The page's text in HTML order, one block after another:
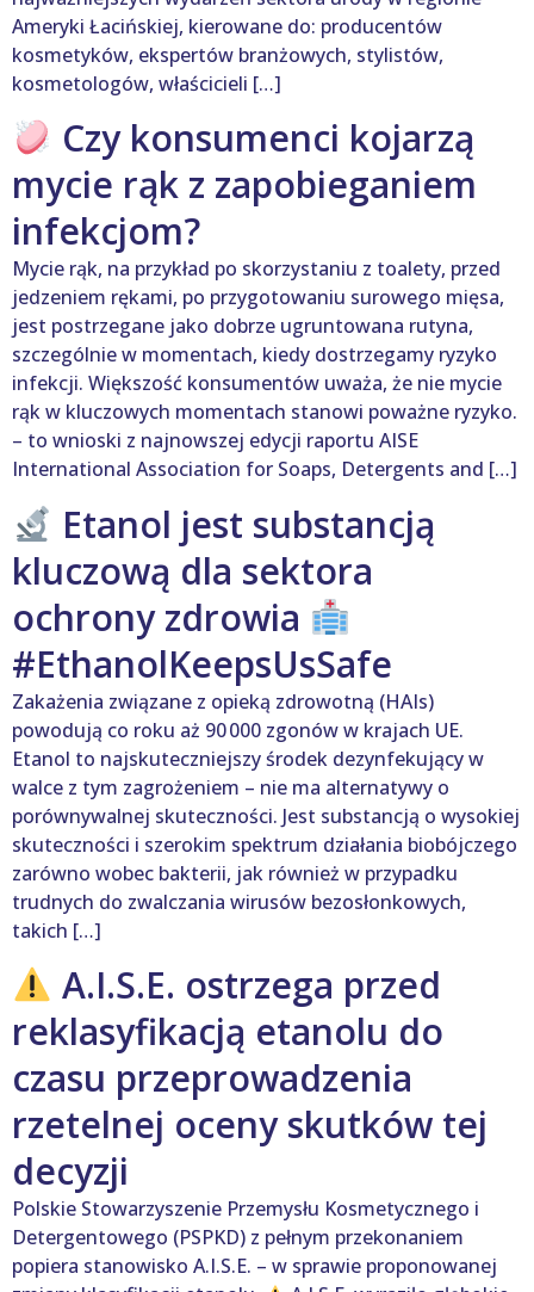
Ameryki Łacińskiej, kierowane do: producentów
kosmetyków, ekspertów branżowych, stylistów,
kosmetologów, właścicieli […]
Czy konsumenci kojarzą
mycie rąk z zapobieganiem
infekcjom?
Mycie rąk, na przykład po skorzystaniu z toalety, przed
jedzeniem rękami, po przygotowaniu surowego mięsa,
jest postrzegane jako dobrze ugruntowana rutyna,
szczególnie w momentach, kiedy dostrzegamy ryzyko
infekcji. Większość konsumentów uważa, że nie mycie
rąk w kluczowych momentach stanowi poważne ryzyko.
– to wnioski z najnowszej edycji raportu AISE
International Association for Soaps, Detergents and […]
Etanol jest substancją
kluczową dla sektora
ochrony zdrowia
#EthanolKeepsUsSafe
Zakażenia związane z opieką zdrowotną (HAIs)
powodują co roku aż 90 000 zgonów w krajach UE.
Etanol to najskuteczniejszy środek dezynfekujący w
walce z tym zagrożeniem – nie ma alternatywy o
porównywalnej skuteczności. Jest substancją o wysokiej
skuteczności i szerokim spektrum działania biobójczego
zarówno wobec bakterii, jak również w przypadku
trudnych do zwalczania wirusów bezosłonkowych,
takich […]
A.I.S.E. ostrzega przed
reklasyfikacją etanolu do
czasu przeprowadzenia
rzetelnej oceny skutków tej
decyzji
Polskie Stowarzyszenie Przemysłu Kosmetycznego i
Detergentowego (PSPKD) z pełnym przekonaniem
popiera stanowisko A.I.S.E. – w sprawie proponowanej